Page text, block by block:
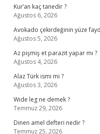
Kur’an kaç tanedir ?
Ağustos 6, 2026
Avokado çekirdeğinin yüze
Ağustos 5, 2026
Az pişmiş et parazit yapar mı ?
Ağustos 4, 2026
Alaz Türk ismi mi ?
Ağustos 3, 2026
Wıde leg ne demek ?
Temmuz 29, 2026
Dinen amel defteri nedir ?
Temmuz 25, 2026